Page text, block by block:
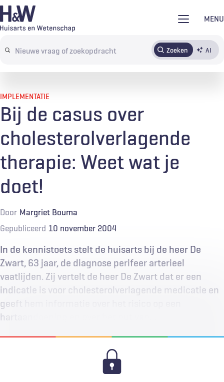
Overslaan
en
de
MENU
Search
terms
Zoeken AI
AbonnerenTijdschrift Inloggen
IMPLEMENTATIE
Bij de casus over
cholesterolverlagende
therapie: Weet wat je
doet!
Door Margriet Bouma
Gepubliceerd 10 november 2004
In de kennistoets stelt de huisarts bij de heer De
Zwart, 63 jaar, de diagnose perifeer arterieel
vaatlijden. Zij vertelt de heer De Zwart dat er een
indicatie is voor cholesterolverlagende medicatie en
geeft hem informatie over het risico op een
hartaandoening en over het nut van…